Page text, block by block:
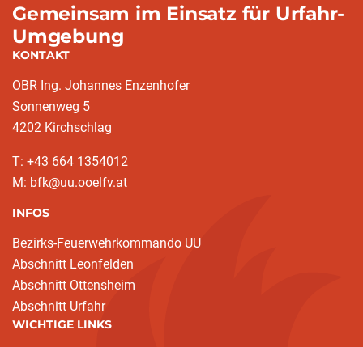
Gemeinsam im Einsatz für Urfahr-
Umgebung
KONTAKT
OBR Ing. Johannes Enzenhofer
Sonnenweg 5
4202 Kirchschlag
T: +43 664 1354012
M: bfk@uu.ooelfv.at
INFOS
Bezirks-Feuerwehrkommando UU
Abschnitt Leonfelden
Abschnitt Ottensheim
Abschnitt Urfahr
WICHTIGE LINKS